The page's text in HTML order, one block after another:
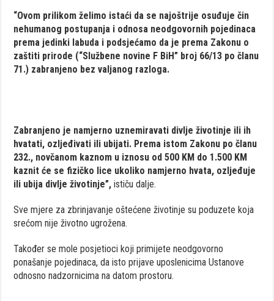
“Ovom prilikom želimo istaći da se najoštrije osuđuje čin
nehumanog postupanja i odnosa neodgovornih pojedinaca
prema jedinki labuda i podsjećamo da je prema Zakonu o
zaštiti prirode (“Službene novine F BiH” broj 66/13 po članu
71.) zabranjeno bez valjanog razloga.
Zabranjeno je namjerno uznemiravati divlje životinje ili ih
hvatati, ozljeđivati ili ubijati. Prema istom Zakonu po članu
232., novčanom kaznom u iznosu od 500 KM do 1.500 KM
kaznit će se fizičko lice ukoliko namjerno hvata, ozljeđuje
ili ubija divlje životinje”, ističu dalje.
Sve mjere za zbrinjavanje oštećene životinje su poduzete koja
srećom nije životno ugrožena.
Također se mole posjetioci koji primijete neodgovorno
ponašanje pojedinaca, da isto prijave uposlenicima Ustanove
odnosno nadzornicima na datom prostoru.